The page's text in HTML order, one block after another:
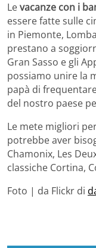
Levacanze con i
essere fatte sulle
in Piemonte,
prestano a
Gran Sasso e gli
possiamo unire la
papà di
del nostro paese
Le mete migliori
potrebbe aver
Chamonix, Les
classiche Cortina,
Foto | da Flickr di